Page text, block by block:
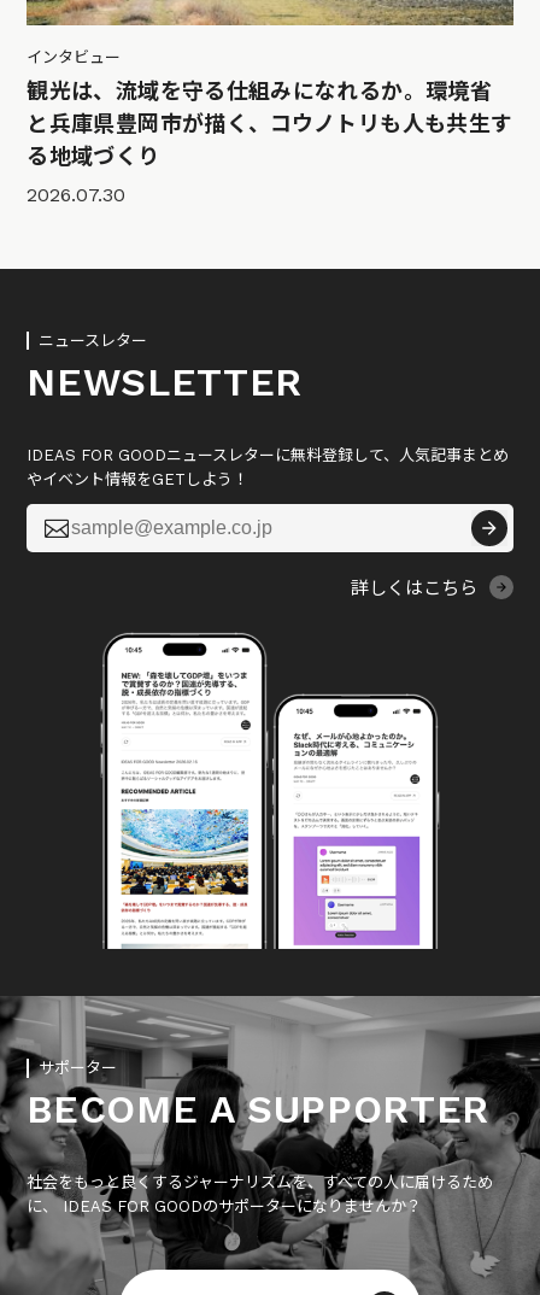
インタビュー
観光は、流域を守る仕組みになれるか。環境省
と兵庫県豊岡市が描く、コウノトリも人も共生す
る地域づくり
2026.07.30
ニュースレター
NEWSLETTER
IDEAS FOR GOODニュースレターに無料登録して、人気記事まとめ
やイベント情報をGETしよう！

詳しくはこちら
サポーター
BECOME A SUPPORTER
社会をもっと良くするジャーナリズムを、すべての人に届けるため
に、 IDEAS FOR GOODのサポーターになりませんか？